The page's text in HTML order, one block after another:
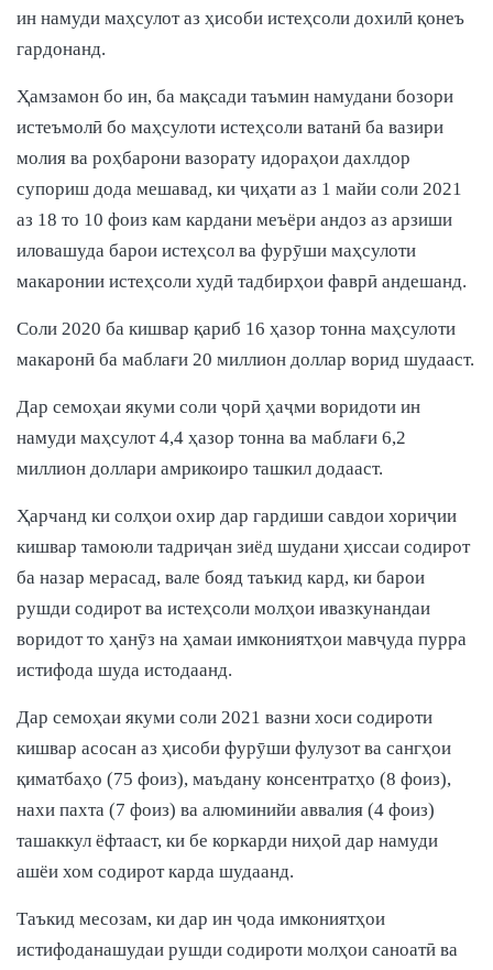
ин намуди маҳсулот аз ҳисоби истеҳсоли дохилӣ қонеъ
гардонанд.
Ҳамзамон бо ин, ба мақсади таъмин намудани бозори
истеъмолӣ бо маҳсулоти истеҳсоли ватанӣ ба вазири
молия ва роҳбарони вазорату идораҳои дахлдор
супориш дода мешавад, ки ҷиҳати аз 1 майи соли 2021
аз 18 то 10 фоиз кам кардани меъёри андоз аз арзиши
иловашуда барои истеҳсол ва фурӯши маҳсулоти
макаронии истеҳсоли худӣ тадбирҳои фаврӣ андешанд.
Соли 2020 ба кишвар қариб 16 ҳазор тонна маҳсулоти
макаронӣ ба маблағи 20 миллион доллар ворид шудааст.
Дар семоҳаи якуми соли ҷорӣ ҳаҷми воридоти ин
намуди маҳсулот 4,4 ҳазор тонна ва маблағи 6,2
миллион доллари амрикоиро ташкил додааст.
Ҳарчанд ки солҳои охир дар гардиши савдои хориҷии
кишвар тамоюли тадриҷан зиёд шудани ҳиссаи содирот
ба назар мерасад, вале бояд таъкид кард, ки барои
рушди содирот ва истеҳсоли молҳои ивазкунандаи
воридот то ҳанӯз на ҳамаи имкониятҳои мавҷуда пурра
истифода шуда истодаанд.
Дар семоҳаи якуми соли 2021 вазни хоси содироти
кишвар асосан аз ҳисоби фурӯши фулузот ва сангҳои
қиматбаҳо (75 фоиз), маъдану консентратҳо (8 фоиз),
нахи пахта (7 фоиз) ва алюминийи аввалия (4 фоиз)
ташаккул ёфтааст, ки бе коркарди ниҳоӣ дар намуди
ашёи хом содирот карда шудаанд.
Таъкид месозам, ки дар ин ҷода имкониятҳои
истифоданашудаи рушди содироти молҳои саноатӣ ва